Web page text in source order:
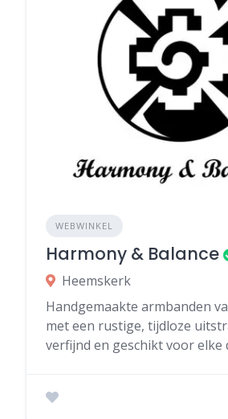
WEBWINKEL
Harmony & Balance
Heemskerk
Handgemaakte armbanden
met een rustige, tijdloze
verfijnd en geschikt voor elke